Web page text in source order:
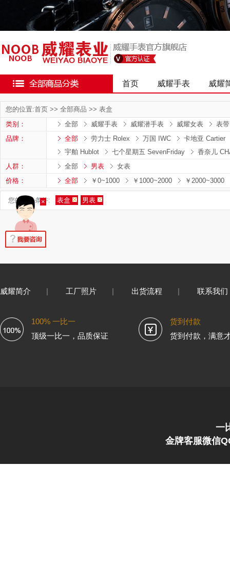
首页 威耀手表 威耀
您的位置:首页 >> 全部商品 >> 表盒
类别：
全部 威耀手表 威耀潜手表 威耀女表
表带
品牌：
全部 劳力士 Rolex 万国 IWC
卡地亚 Cartier
宇舶 Hublot
七个星期五 SevenFriday
香奈儿
人群：
全部 男表
女表
价格：
全部 ￥0~1000 ￥1000~2000 ￥2000~3000
您的筛选条件: 表盒 男表
威耀简介 工厂照片 出货流程 联系我们
100% 一比一
顶级一比一，品质保证
货到付款
货到付款，满意
一
金牌客服微信
×